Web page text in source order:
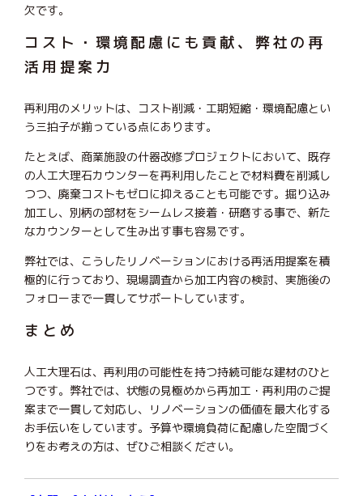
欠です。
コスト・環境配慮にも貢献、弊社の再
活用提案力
再利用のメリットは、コスト削減・工期短縮・環境配慮とい
う三拍子が揃っている点にあります。
たとえば、商業施設の什器改修プロジェクトにおいて、既存
の人工大理石カウンターを再利用したことで材料費を削減し
つつ、廃棄コストもゼロに抑えることも可能です。掘り込み
加工し、別柄の部材をシームレス接着・研磨する事で、新た
なカウンターとして生み出す事も容易です。
弊社では、こうしたリノベーションにおける再活用提案を積
極的に行っており、現場調査から加工内容の検討、実施後の
フォローまで一貫してサポートしています。
まとめ
人工大理石は、再利用の可能性を持つ持続可能な建材のひと
つです。弊社では、状態の見極めから再加工・再利用のご提
案まで一貫して対応し、リノベーションの価値を最大化する
お手伝いをしています。予算や環境負荷に配慮した空間づく
りをお考えの方は、ぜひご相談ください。